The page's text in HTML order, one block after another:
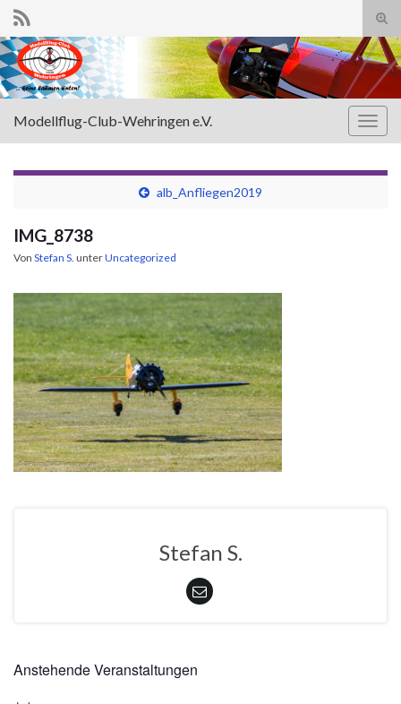
Search for:
Modellflug-Club-Wehringen e.V.
alb_Anfliegen2019
IMG_8738
Von Stefan S. unterUncategorized
Stefan S.
Anstehende Veranstaltungen